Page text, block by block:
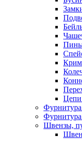
Цепи
Фурнитура
Швензы,